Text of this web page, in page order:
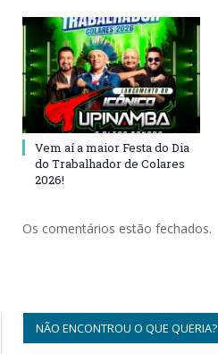
Vem aí a maior Festa do Dia
do Trabalhador de Colares
2026!
Os comentários estão fechados.
NÃO ENCONTROU O QUE QUERIA?